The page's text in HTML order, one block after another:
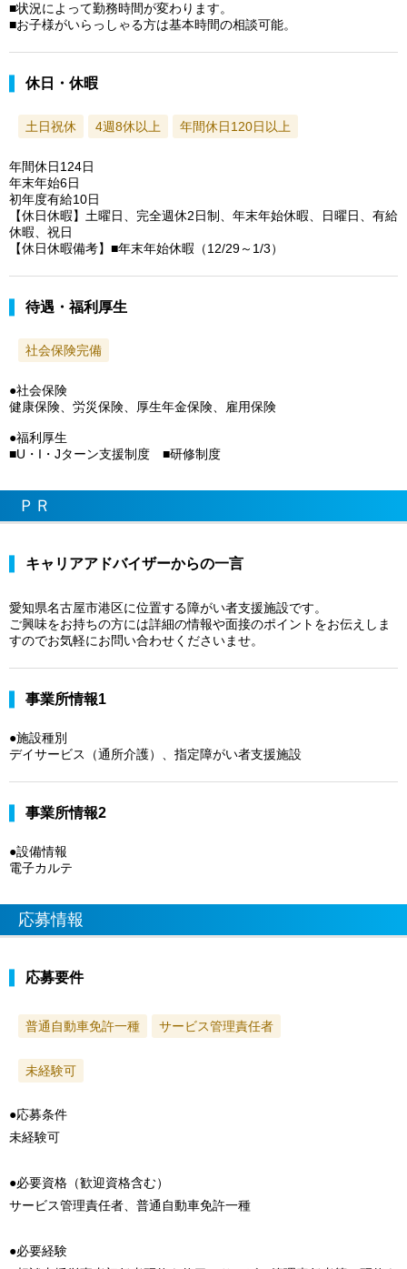
■状況によって勤務時間が変わります。
■お子様がいらっしゃる方は基本時間の相談可能。
休日・休暇
土日祝休 4週8休以上 年間休日120日以上
年間休日124日
年末年始6日
初年度有給10日
【休日休暇】土曜日、完全週休2日制、年末年始休暇、日曜日、有給
休暇、祝日
【休日休暇備考】■年末年始休暇（12/29～1/3）
待遇・福利厚生
社会保険完備
●社会保険
健康保険、労災保険、厚生年金保険、雇用保険
●福利厚生
■U・I・Jターン支援制度 ■研修制度
ＰＲ
キャリアアドバイザーからの一言
愛知県名古屋市港区に位置する障がい者支援施設です。
ご興味をお持ちの方には詳細の情報や面接のポイントをお伝えしま
すのでお気軽にお問い合わせくださいませ。
事業所情報1
●施設種別
デイサービス（通所介護）、指定障がい者支援施設
事業所情報2
●設備情報
電子カルテ
応募情報
応募要件
普通自動車免許一種 サービス管理責任者
未経験可
●応募条件
未経験可
●必要資格（歓迎資格含む）
サービス管理責任者、普通自動車免許一種
●必要経験